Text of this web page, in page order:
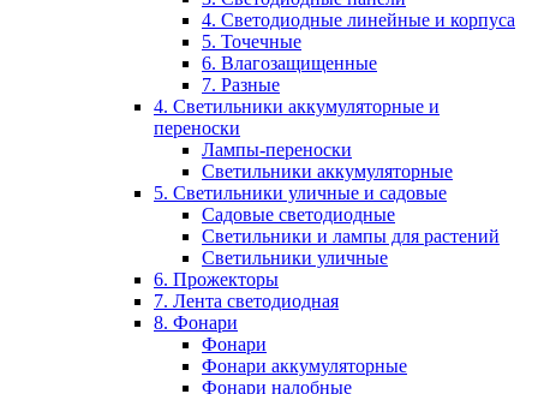
4. Светодиодные линейные и корпуса
5. Точечные
6. Влагозащищенные
7. Разные
4. Светильники аккумуляторные и
переноски
Лампы-переноски
Светильники аккумуляторные
5. Светильники уличные и садовые
Садовые светодиодные
Светильники и лампы для растений
Светильники уличные
6. Прожекторы
7. Лента светодиодная
8. Фонари
Фонари
Фонари аккумуляторные
Фонари налобные